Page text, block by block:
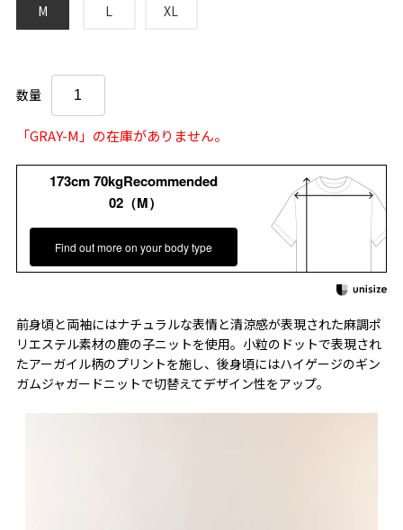
M L XL
数量
「GRAY-M」の在庫がありません。
173cm 70kgRecommended
02（M）
Find out more on your body type
前身頃と両袖にはナチュラルな表情と清涼感が表現された麻調ポ
リエステル素材の鹿の子ニットを使用。小粒のドットで表現され
たアーガイル柄のプリントを施し、後身頃にはハイゲージのギン
ガムジャガードニットで切替えてデザイン性をアップ。